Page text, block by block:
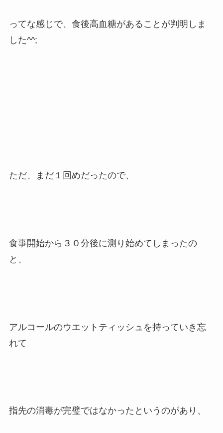
ってな感じで、食後高血糖があることが判明しま
した^^;
ただ、まだ１回めだったので、
食事開始から３０分後に測り始めてしまったの
と、
アルコールのウエットティッシュを持っていき忘
れて
指先の消毒が完璧ではなかったというのがあり、